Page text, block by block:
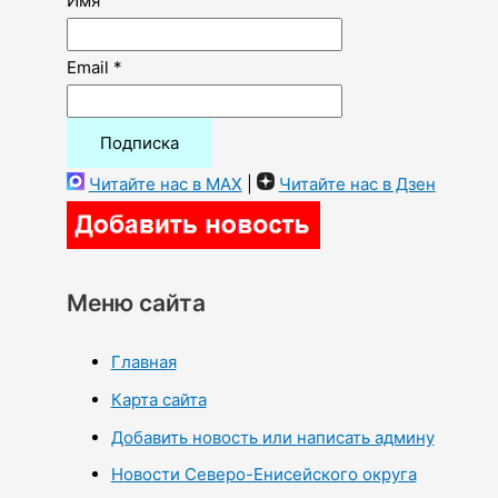
Email *
Читайте нас в MAX Читайте нас в Дзен
Меню сайта
Главная
Карта сайта
Добавить новость или написать админу
Новости Северо-Енисейского округа